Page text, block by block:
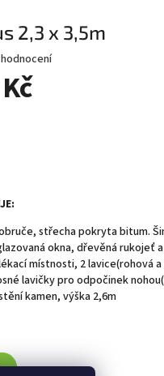
2,3 x 3,5m
střecha pokryta bitum.
okna, dřevěná rukojeť
místnosti, 2 lavice(rohová
lavičky pro odpočinek
kamen, výška 2,6m